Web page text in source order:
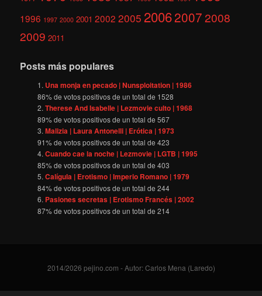
1996 1997 2000 2001 2002 2005 200620072008
2009 2011
Posts más populares
Una monja en pecado | Nunsploitation | 1986
86% de votos positivos de un total de 1528
Therese And Isabelle | Lezmovie culto | 1968
89% de votos positivos de un total de567
Malizia | Laura Antonelli | Erótica | 1973
91% de votos positivos de un total de423
Cuando cae la noche | Lezmovie | LGTB | 1995
85% de votos positivos de un total de403
Calígula | Erotismo | Imperio Romano | 1979
84% de votos positivos de un total de244
Pasiones secretas | Erotismo Francés | 2002
87% de votos positivos de un total de214
2014/2026 pejino.com - Autor: Carlos Mena (Laredo)